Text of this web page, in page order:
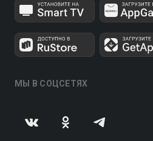
МЫ В СОЦСЕТЯХ